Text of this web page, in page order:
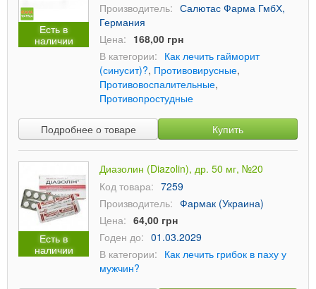
Есть в
наличии
Производитель: Салютас Фарма ГмбХ,
Германия
Цена: 168,00 грн
В категории: Как лечить гайморит
(синусит)?, Противовирусные,
Противовоспалительные,
Противопростудные
Подробнее о товаре Купить
Есть в
наличии
Диазолин (Diazolin), др. 50 мг, №20
Код товара: 7259
Производитель: Фармак (Украина)
Цена: 64,00 грн
Годен до: 01.03.2029
В категории: Как лечить грибок в паху у
мужчин?